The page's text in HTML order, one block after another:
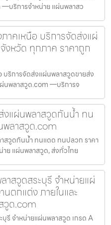
บริการจำหน่าย แผ่นพลาสว
าคเหนือ บริการจัดส่งแผ่
งหวัด ทุกภาค ราคาถูก
ริการจัดส่งแผ่นพลาสวูดขายส่ง
นพลาสวูด.com —บริการจ
งแผ่นพลาสวูดกันน้ำ ทน
ลาสวูด.com
สวูดกันน้ำ ทนแดด ทนปลวก ราคา
ย แผ่นพลาสวูด, ส่งทั่วไทย
สวูดสระบุรี จำหน่ายแผ่
ตกแต่ง ภายในและ
วูด.com
รี จำหน่ายแผ่นพลาสวูด เกรด A